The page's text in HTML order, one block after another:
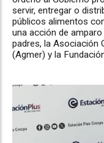
servir, entregar o
públicos alimentos
una acción de
padres, la Asociación
(Agmer) y la